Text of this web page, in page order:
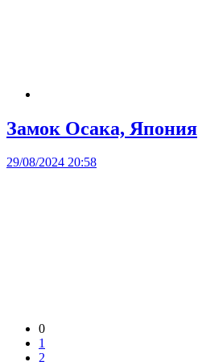
Замок Осака, Япония
29/08/2024 20:58
0
1
2